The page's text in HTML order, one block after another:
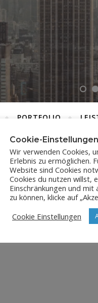
PORTFOLIO
Cookie-Einstellungen
Wir verwenden Cookies,
Erlebnis zu ermöglichen.
Website sind Cookies
Cookies du nutzen willst,
Einschränkungen und mit
zu können, klicke auf
Cookie Einstellungen